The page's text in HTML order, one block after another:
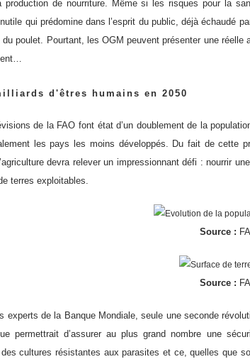
production de nourriture. Même si les risques pour la
qui prédomine dans l’esprit du public, déjà échaudé
du poulet. Pourtant, les OGM peuvent présenter une
d'êtres humains en 2050
de la FAO font état d’un doublement de la
les pays les moins développés. Du fait de cette
devra relever un impressionnant défi : nourrir
terres exploitables.
Source :
Source :
experts de la Banque Mondiale, seule une seconde
permettrait d’assurer au plus grand nombre une
cultures résistantes aux parasites et ce, quelles que